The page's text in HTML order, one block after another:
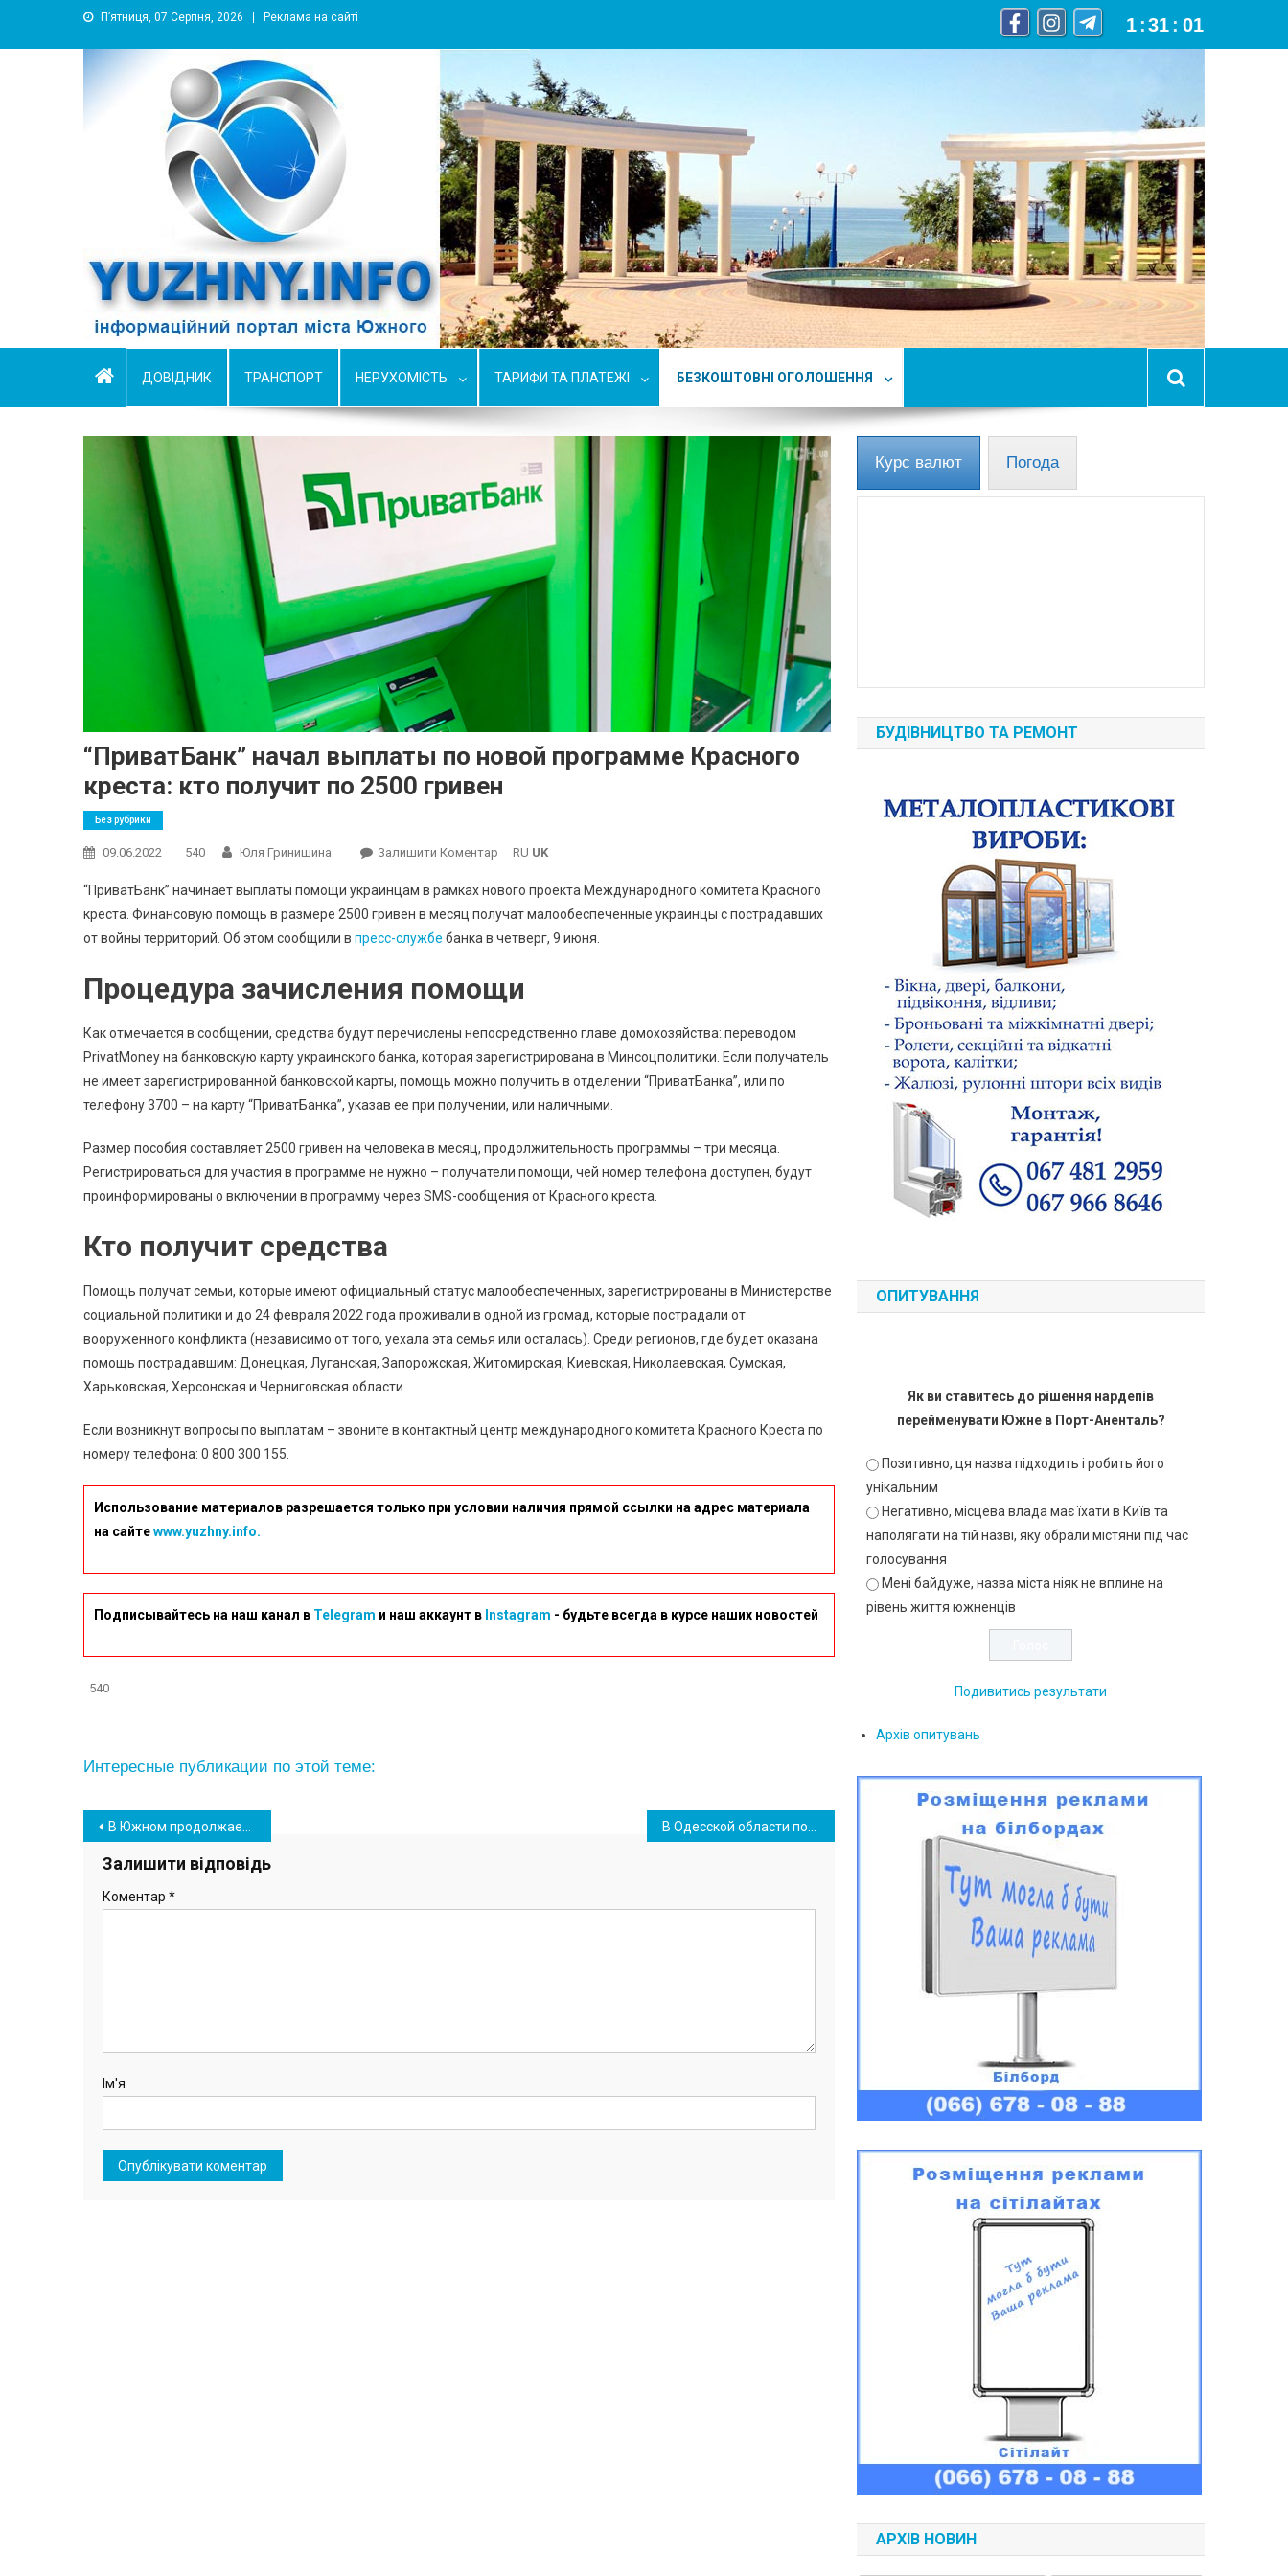
П’ятниця, 07 Серпня, 2026 Реклама на сайті 1 :31 : 02
YUZHNY.INFO
информационный портал города Южный
ДОВІДНИК ТРАНСПОРТ НЕРУХОМІСТЬ ТАРИФИ ТА ПЛАТЕЖІ БЕЗКОШТОВНІ ОГОЛОШЕННЯ
“ПриватБанк” начал выплаты по новой программе Красного
креста: кто получит по 2500 гривен
Без рубрики
09.06.2022 540 Юля Гринишина Залишити Коментар
Начал
Выплаты
По
Программе
Красного
Креста:
2500
RU UK
“ПриватБанк” начинает выплаты помощи украинцам в рамках нового проекта Международного комитета Красного
креста. Финансовую помощь в размере 2500 гривен в месяц получат малообеспеченные украинцы с пострадавших
от войны территорий. Об этом сообщили в пресс-службе банка в четверг, 9 июня.
Процедура зачисления помощи
Как отмечается в сообщении, средства будут перечислены непосредственно главе домохозяйства: переводом
PrivatMoney на банковскую карту украинского банка, которая зарегистрирована в Минсоцполитики. Если получатель
не имеет зарегистрированной банковской карты, помощь можно получить в отделении “ПриватБанка”, или по
телефону 3700 – на карту “ПриватБанка”, указав ее при получении, или наличными.
Размер пособия составляет 2500 гривен на человека в месяц, продолжительность программы – три месяца.
Регистрироваться для участия в программе не нужно – получатели помощи, чей номер телефона доступен, будут
проинформированы о включении в программу через SMS-сообщения от Красного креста.
Кто получит средства
Помощь получат семьи, которые имеют официальный статус малообеспеченных, зарегистрированы в Министерстве
социальной политики и до 24 февраля 2022 года проживали в одной из громад, которые пострадали от
вооруженного конфликта (независимо от того, уехала эта семья или осталась). Среди регионов, где будет оказана
помощь пострадавшим: Донецкая, Луганская, Запорожская, Житомирская, Киевская, Николаевская, Сумская,
Харьковская, Херсонская и Черниговская области.
Если возникнут вопросы по выплатам – звоните в контактный центр международного комитета Красного Креста по
номеру телефона: 0 800 300 155.
Использование материалов разрешается только при условии наличия прямой ссылки на адрес материала
на сайтеwww.yuzhny.info.
Подписывайтесь на наш канал в Telegram и наш аккаунт в Instagram - будьте всегда в курсе наших новостей
540
Интересные публикации по этой теме:
Навігація
записів
В Южном продолжается сбор старых мобильных телефонов для нужд ВСУ
Залишити відповідь
Коментар *
Ім'я
Курс валют Погода
БУДІВНИЦТВО ТА РЕМОНТ
ОПИТУВАННЯ
Як ви ставитесь до рішення нардепів
перейменувати Южне в Порт-Аненталь?
Позитивно, ця назва підходить і робить його
унікальним
Негативно, місцева влада має їхати в Київ та
наполягати на тій назві, яку обрали містяни під час
голосування
Мені байдуже, назва міста ніяк не вплине на
рівень життя южненців
Подивитись результати
Архів опитувань
АРХІВ НОВИН